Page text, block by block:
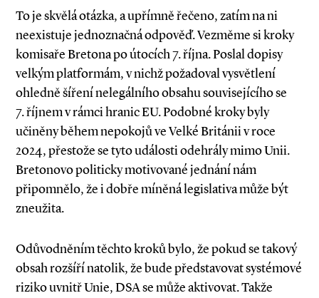
To je skvělá otázka, a upřímně řečeno, zatím na ni
neexistuje jednoznačná odpověď. Vezměme si kroky
komisaře Bretona po útocích 7. října. Poslal dopisy
velkým platformám, v nichž požadoval vysvětlení
ohledně šíření nelegálního obsahu souvisejícího se
7. říjnem v rámci hranic EU. Podobné kroky byly
učiněny během nepokojů ve Velké Británii v roce
2024, přestože se tyto události odehrály mimo Unii.
Bretonovo politicky motivované jednání nám
připomnělo, že i dobře míněná legislativa může být
zneužita.
Odůvodněním těchto kroků bylo, že pokud se takový
obsah rozšíří natolik, že bude představovat systémové
riziko uvnitř Unie, DSA se může aktivovat. Takže